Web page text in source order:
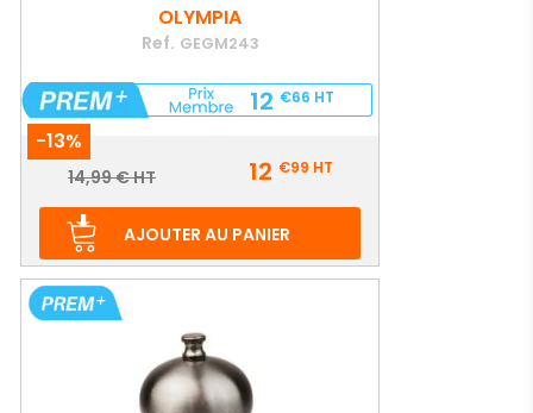
OLYMPIA
Ref. GEGM243
12 €66 HT
-13%
Prix
Prix
base
14,99 € HT 12 €99 HT
AJOUTER AU PANIER